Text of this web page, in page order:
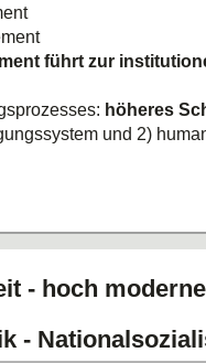
führt zur
höheres
und 2)
in Preußen -
der
bürgerlichen
des
und Religion
- hoch
-